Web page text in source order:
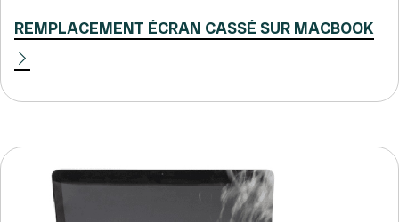
REMPLACEMENT ÉCRAN CASSÉ SUR MACBOOK